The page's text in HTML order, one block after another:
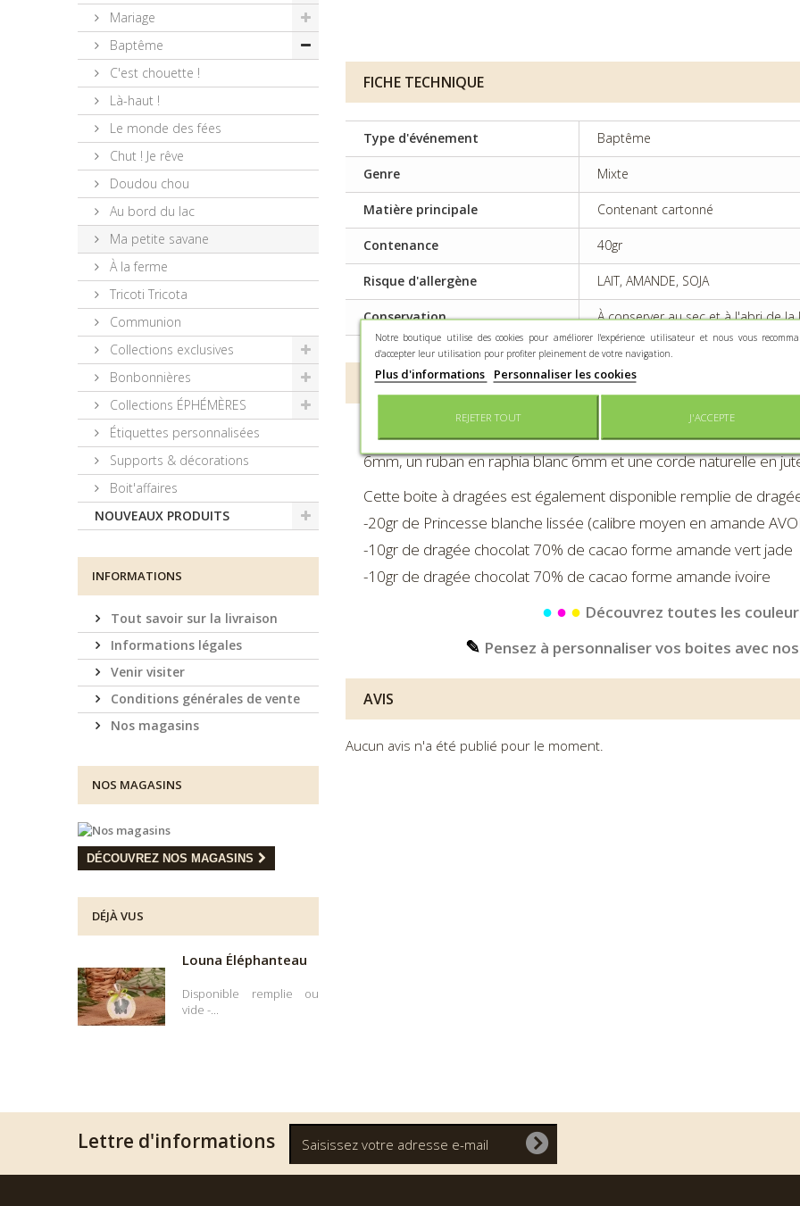
Mariage
Baptême
C'est chouette !
Là-haut !
Le monde des fées
Chut ! Je rêve
Doudou chou
Au bord du lac
Ma petite savane
À la ferme
Tricoti Tricota
Communion
Collections exclusives
Bonbonnières
Collections ÉPHÉMÈRES
Étiquettes personnalisées
Supports & décorations
Boit'affaires
NOUVEAUX PRODUITS
INFORMATIONS
Tout savoir sur la livraison
Informations légales
Venir visiter
Conditions générales de vente
Nos magasins
NOS MAGASINS
DÉCOUVREZ NOS MAGASINS
DÉJÀ VUS
Louna Éléphanteau
Disponible remplie ou
vide -...
FICHE TECHNIQUE
Type d'événement Baptême
Genre Mixte
Matière principale Contenant cartonné
Contenance 40gr
Risque d'allergène LAIT, AMANDE, SOJA
Conservation À conserver au sec et à l'abri de la
DESCRIPTION
Une boite cartonnée forme ovale imprimée éléphanteau
6mm, un ruban en raphia blanc 6mm et une corde naturelle en
Cette boite à dragées est également disponible remplie de
-20gr de Princesse blanche lissée (calibre moyen en amande
-10gr de dragée chocolat 70% de cacao forme amande vert jade
-10gr de dragée chocolat 70% de cacao forme amande ivoire
● ● ● Découvrez toutes les
✎ Pensez à personnaliser vos boites avec
AVIS
Aucun avis n'a été publié pour le moment.
Lettre d'informations
Notre boutique utilise des cookies pour améliorer l'expérience utilisateur et nous vous
d'accepter leur utilisation pour profiter pleinement de votre navigation.
Plus d'informations Personnaliser les cookies
REJETER TOUT J'ACCEPTE